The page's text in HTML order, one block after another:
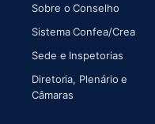
Sobre o Conselho(abre
Sistema Confea/Crea
Sede e Inspetorias
Diretoria, Plenário e
Câmaras(abre em nova